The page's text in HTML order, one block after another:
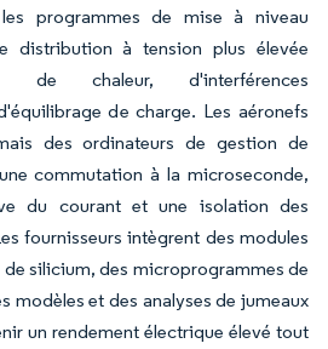
programmes de mise à niveau
distribution à tension plus élevée
chaleur, d'interférences
de charge. Les aéronefs
des ordinateurs de gestion de
commutation à la microseconde,
du courant et une isolation des
fournisseurs intègrent des modules
silicium, des microprogrammes de
modèles et des analyses de jumeaux
un rendement électrique élevé tout